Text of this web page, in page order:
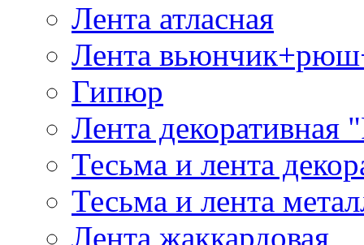
Лента атласная
Лента
Гипюр
Лента декоративная
Тесьма и лента
Тесьма и лента
Лента жаккардовая